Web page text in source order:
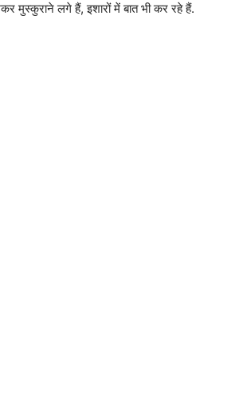
मुस्कुराने लगे हैं, इशारों में बात भी कर रहे हैं.